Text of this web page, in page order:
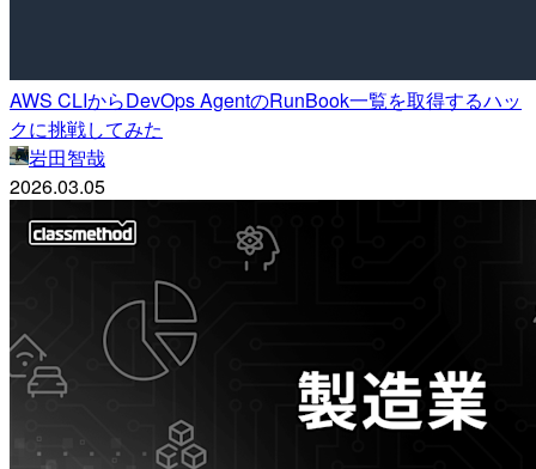
AWS CLIからDevOps AgentのRunBook一覧を取得するハッ
クに挑戦してみた
岩田智哉
2026.03.05